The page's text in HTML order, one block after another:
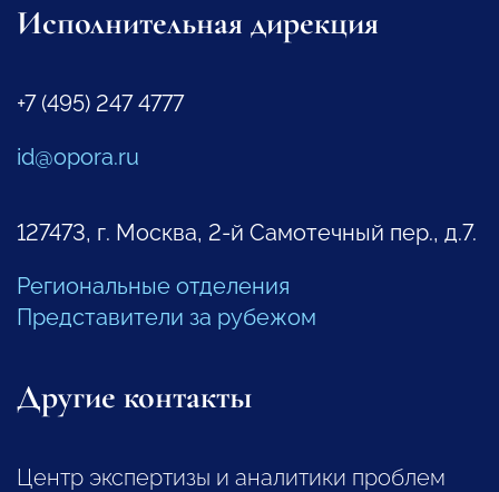
Исполнительная дирекция
+7 (495) 247 4777
id@opora.ru
127473, г. Москва, 2-й Самотечный пер., д.7.
Региональные отделения
Представители за рубежом
Другие контакты
Центр экспертизы и аналитики проблем